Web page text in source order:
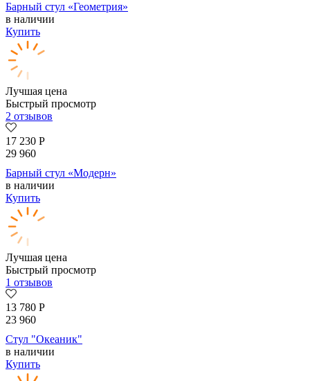
Барный стул «Геометрия»
в наличии
Купить
Лучшая цена
Быстрый просмотр
2 отзывов
17 230 Р
29 960
Барный стул «Модерн»
в наличии
Купить
Лучшая цена
Быстрый просмотр
1 отзывов
13 780 Р
23 960
Стул "Океаник"
в наличии
Купить